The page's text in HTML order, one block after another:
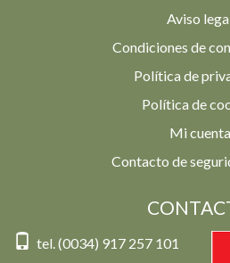
Aviso
Condiciones de
Política de
Política de
Mi cuenta
Contacto de
tel. (0034) 917 257 101